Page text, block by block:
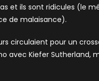
et ils sont ridicules (le
de malaisance).
circulaient pour un
avec Kiefer Sutherland,